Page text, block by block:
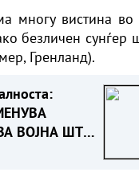
многу вистина
безличен сунѓер
Гренланд).
ВОЈНА ШТО